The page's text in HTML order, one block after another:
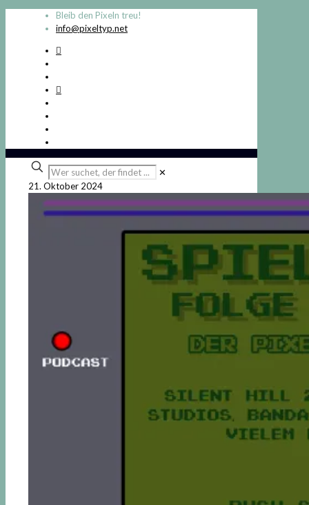
Bleib den Pixeln treu!
info@pixeltyp.net
Wer
suchet,
der
findet
...
✕
21. Oktober 2024